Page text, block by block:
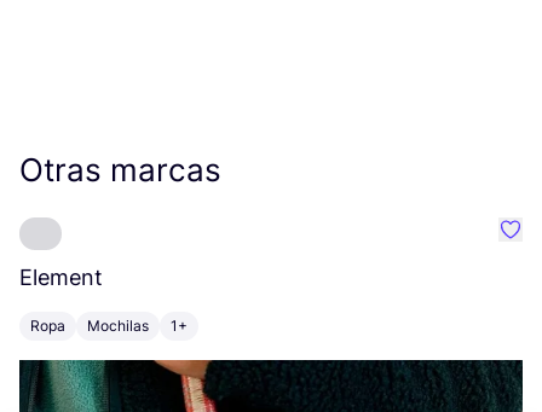
Otras marcas
Element
Ropa Mochilas 1+